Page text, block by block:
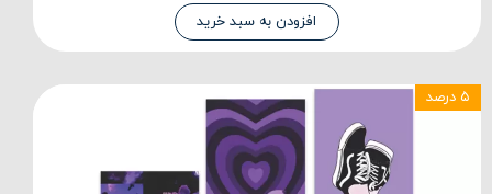
افزودن به سبد خرید
۵ درصد